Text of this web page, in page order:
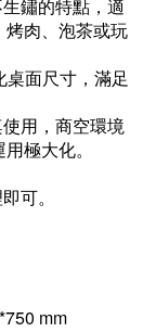
鏽的特點，適
肉、泡茶或玩
面尺寸，滿足
用，商空環境
用極大化。
可。
mm